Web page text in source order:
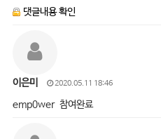
댓글내용 확인
이은미 2020.05.11 18:46
emp0wer 참여완료